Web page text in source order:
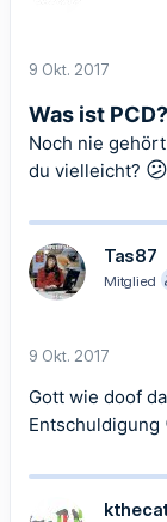
9 Okt. 2017
Was ist PCD?
Noch nie
du vielleicht? 😕
Tas87
Mitglied
9 Okt. 2017
Gott wie doof
Entschuldigung